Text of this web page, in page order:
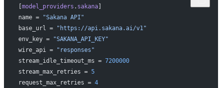
[model_providers . sakana]
name =
"Sakana API"
base_url =
"https://api.sakana.ai/v1"
env_key =
"SAKANA_API_KEY"
wire_api =
"responses"
stream_idle_timeout_ms = 7200000
stream_max_retries = 5
request_max_retries = 4